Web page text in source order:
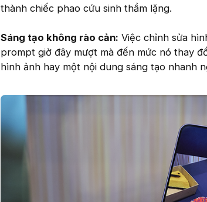
thành chiếc phao cứu sinh thầm lặng.
Sáng tạo không rào cản: Việc chỉnh sửa
prompt giờ đây mượt mà đến mức nó thay
hình ảnh hay một nội dung sáng tạo nhanh